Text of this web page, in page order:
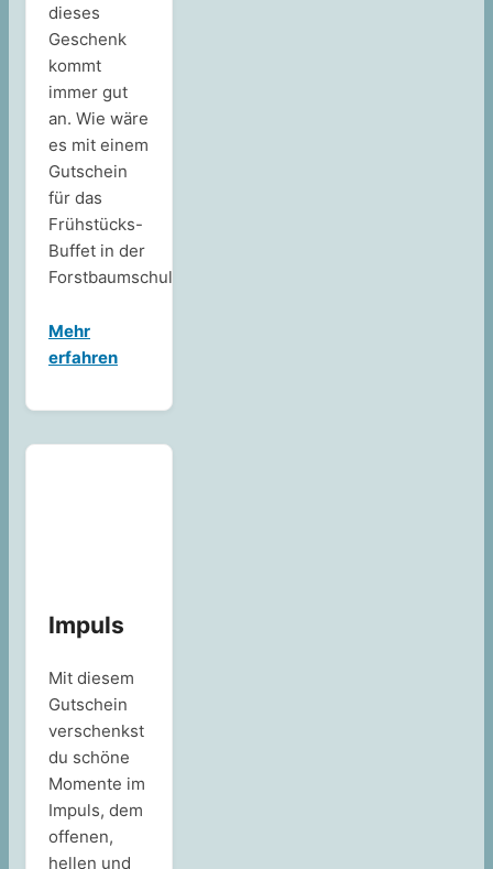
dieses
Geschenk
kommt
immer gut
an. Wie wäre
es mit einem
Gutschein
für das
Frühstücks-
Buffet in der
Forstbaumschule?
Mehr
erfahren
Impuls
Mit diesem
Gutschein
verschenkst
du schöne
Momente im
Impuls, dem
offenen,
hellen und